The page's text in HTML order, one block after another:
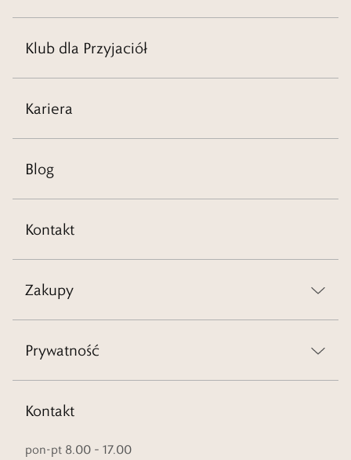
Klub dla Przyjaciół
Kariera
Blog
Kontakt
Zakupy
Prywatność
Kontakt
pon-pt 8.00 – 17.00